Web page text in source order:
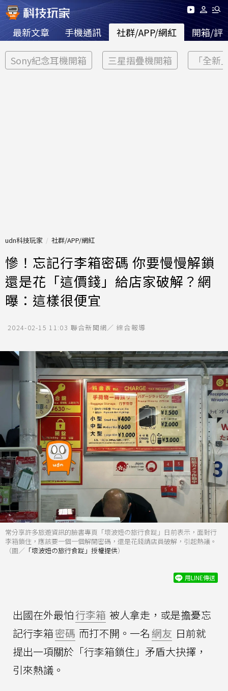
最新文章 手機通訊 社群/APP/網紅 開箱/評
Sony紀念耳機開箱 三星摺疊機開箱 「全新
udn科技玩家 社群/APP/網紅
慘！忘記行李箱密碼 你要慢慢解鎖
還是花「這價錢」給店家破解？網
曝：這樣很便宜
2024-02-15 11:03 聯合新聞網／ 綜合報導
常分享許多旅遊資訊的臉書專頁「壞波妞の旅行食踨」日前表示，面對行
李箱鎖住，應該要一個一個解開密碼，還是花錢請店員破解，引起熱議。
（圖／ 「壞波妞の旅行食踨」授權提供）
用LINE傳送
出國在外最怕行李箱 被人拿走，或是擔憂忘
記行李箱密碼 而打不開。一名網友 日前就
提出一項關於「行李箱鎖住」矛盾大抉擇，
引來熱議。